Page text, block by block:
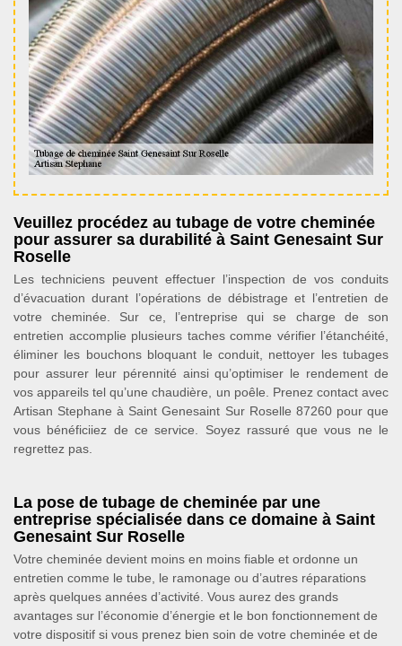
Veuillez procédez au tubage de votre cheminée
pour assurer sa durabilité à Saint Genesaint Sur
Roselle
Les techniciens peuvent effectuer l’inspection de vos conduits
d’évacuation durant l’opérations de débistrage et l’entretien de
votre cheminée. Sur ce, l’entreprise qui se charge de son
entretien accomplie plusieurs taches comme vérifier l’étanchéité,
éliminer les bouchons bloquant le conduit, nettoyer les tubages
pour assurer leur pérennité ainsi qu’optimiser le rendement de
vos appareils tel qu’une chaudière, un poêle. Prenez contact avec
Artisan Stephane à Saint Genesaint Sur Roselle 87260 pour que
vous bénéficiiez de ce service. Soyez rassuré que vous ne le
regrettez pas.
La pose de tubage de cheminée par une
entreprise spécialisée dans ce domaine à Saint
Genesaint Sur Roselle
Votre cheminée devient moins en moins fiable et ordonne un
entretien comme le tube, le ramonage ou d’autres réparations
après quelques années d’activité. Vous aurez des grands
avantages sur l’économie d’énergie et le bon fonctionnement de
votre dispositif si vous prenez bien soin de votre cheminée et de